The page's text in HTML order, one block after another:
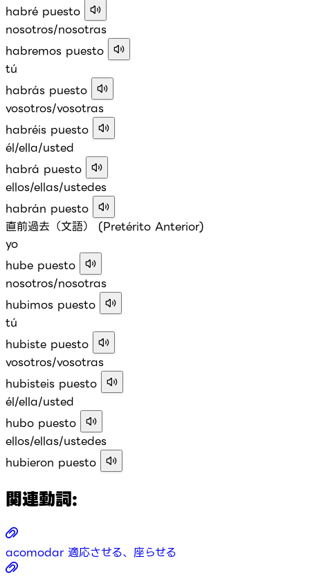
habré puesto
nosotros/nosotras
habremos puesto
tú
habrás puesto
vosotros/vosotras
habréis puesto
él/ella/usted
habrá puesto
ellos/ellas/ustedes
habrán puesto
直前過去（文語） (Pretérito Anterior)
yo
hube puesto
nosotros/nosotras
hubimos puesto
tú
hubiste puesto
vosotros/vosotras
hubisteis puesto
él/ella/usted
hubo puesto
ellos/ellas/ustedes
hubieron puesto
関連動詞:
acomodar 適応させる、座らせる